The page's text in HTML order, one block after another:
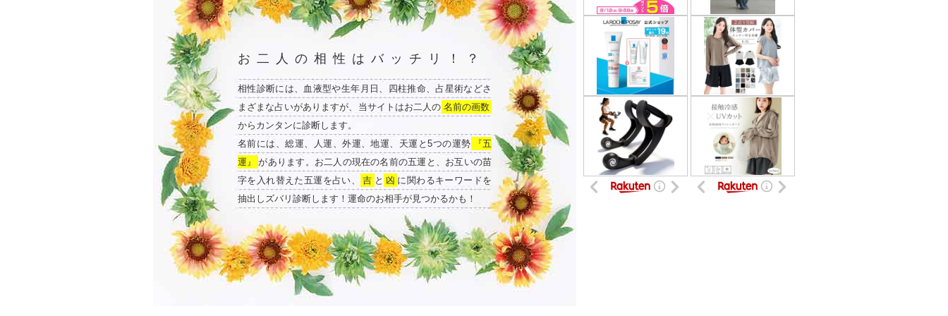
お二人の相性はバッチリ！？
相性診断には、血液型や生年月日、四柱推命、占星術などさ
まざまな占いがありますが、当サイトはお二人の 名前の画数
からカンタンに診断します。
名前には、総運、人運、外運、地運、天運と5つの運勢
『五
運』
があります。お二人の現在の名前の五運と、お互いの苗
字を入れ替えた五運を占い、
吉 と 凶 に関わるキーワードを
抽出しズバリ診断します！運命のお相手が見つかるかも！